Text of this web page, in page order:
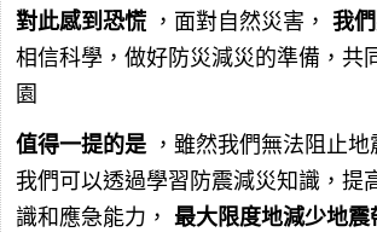
對此感到恐慌 ，面對自然災害， 我
相信科學，做好防災減災的準備，共
園
值得一提的是 ，雖然我們無法阻止
我們可以透過學習防震減災知識，提
識和應急能力， 最大限度地減少地震